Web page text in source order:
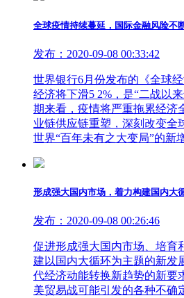
全球疫情持续蔓延，国际金融风险不
发布：2020-09-08 00:33:42
世界银行6月份发布的《全球
经济将下滑5 2%，是“二战以
期来看，疫情将严重拖累经济
业链供应链重塑，深刻改变全
世界“百年未有之大变局”的新
形成强大国内市场，着力构建国内大
发布：2020-09-08 00:26:46
促进形成强大国内市场、培育
建以国内大循环为主题的新发
代经济动能转换新趋势的新要
美贸易战可能引发的各种不确